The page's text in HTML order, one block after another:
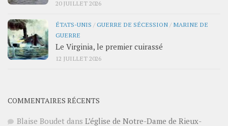
20 JUILLET 2026
ÉTATS-UNIS /GUERRE DE SÉCESSION/ MARINE DE
GUERRE
Le Virginia, le premier cuirassé
12 JUILLET 2026
COMMENTAIRES RÉCENTS
Blaise Boudet dans L’église de Notre-Dame de Rieux-